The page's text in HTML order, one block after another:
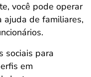
você pode operar
ajuda de familiares,
sociais para
em